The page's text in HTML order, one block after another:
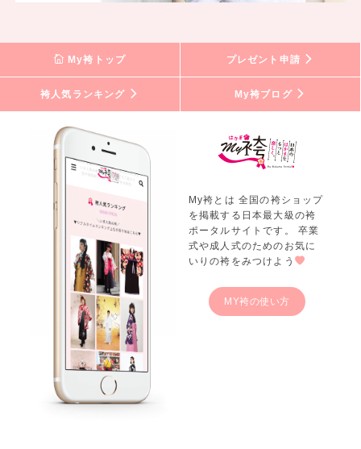
My袴トップ プレゼント申請
袴人気ランキング My袴ブログ
My袴とは 全国の袴ショップ
を掲載する日本最大級の袴
ポータルサイトです。 卒業
式や成人式のためのお気に
いりの袴をみつけよう
MY袴の使い方